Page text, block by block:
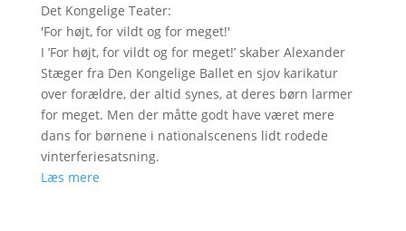
Det Kongelige Teater:
'For højt, for vildt og for meget!'
I ’For højt, for vildt og for meget!’ skaber Alexander
Stæger fra Den Kongelige Ballet en sjov karikatur
over forældre, der altid synes, at deres børn larmer
for meget. Men der måtte godt have været mere
dans for børnene i nationalscenens lidt rodede
vinterferiesatsning.
Læs mere